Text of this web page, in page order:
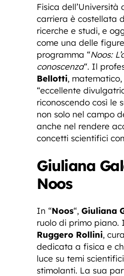
Fisica dell’Università
carriera è costellata
ricerche e studi, e
come una delle
programma “Noos:
conoscenza“. Il
Bellotti,
“eccellente
riconoscendo così le
non solo nel campo
anche nel rendere
concetti scientifici
Giuliana
Noos
In “Noos“, Giuliana
ruolo di primo piano.
Ruggero Rollini,
dedicata a fisica e
luce su temi
stimolanti. La sua